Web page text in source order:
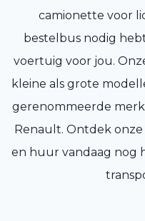
camionette voor
bestelbus nodig
voertuig voor jou.
kleine als grote
gerenommeerde
Renault. Ontdek
en huur vandaag nog